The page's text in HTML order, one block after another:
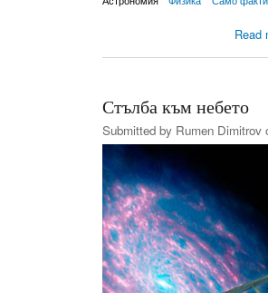
Read
Стълба към небето
Submitted by Rumen Dimitrov